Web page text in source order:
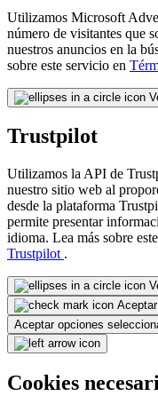
Utilizamos Microsoft
número de visitantes que
nuestros anuncios en la
sobre este servicio en
Trustpilot
Utilizamos la API de
nuestro sitio web al
desde la plataforma
permite presentar
idioma. Lea más sobre
Trustpilot .
Aceptar opciones
Cookies